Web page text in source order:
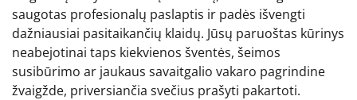
saugotas profesionalų paslaptis ir padės išvengti
dažniausiai pasitaikančių klaidų. Jūsų paruoštas kūrinys
neabejotinai taps kiekvienos šventės, šeimos
susibūrimo ar jaukaus savaitgalio vakaro pagrindine
žvaigžde, priversiančia svečius prašyti pakartoti.